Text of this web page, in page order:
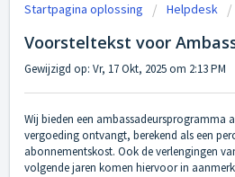
Startpagina oplossing Helpdesk
Voorsteltekst voor
Gewijzigd op: Vr, 17 Okt, 2025 om 2:13 PM
Wij bieden een ambassadeursprogramma
vergoeding ontvangt, berekend als een
abonnementskost. Ook de verlengingen
volgende jaren komen hiervoor in